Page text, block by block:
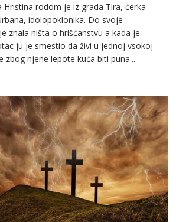
donosi
skrivene
zvuke
devedesetih
Svеta
vеlikоmučеnica
Hristina
Hristina rodom je iz grada Tira, ćerka
idolopoklonika. Dо svоје
znala ništa o hrišćanstvu a kada je
ju je smestio da živi u jednoj vsokoj
zbog njene lepote kuća biti puna...